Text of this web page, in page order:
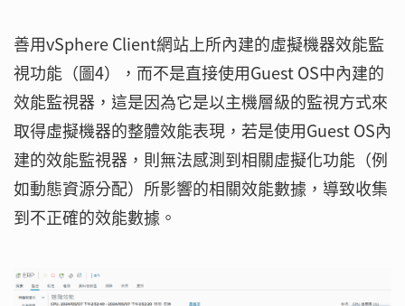
善用vSphere Client網站上所內建的虛擬機器效能監
視功能（圖4），而不是直接使用Guest OS中內建的
效能監視器，這是因為它是以主機層級的監視方式來
取得虛擬機器的整體效能表現，若是使用Guest OS內
建的效能監視器，則無法感測到相關虛擬化功能（例
如動態資源分配）所影響的相關效能數據，導致收集
到不正確的效能數據。